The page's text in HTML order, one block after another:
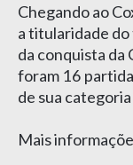
Chegando ao
a titularidade
da conquista da
foram 16
de sua
Mais